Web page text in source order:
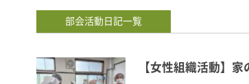
部会活動日記一覧
【女性組織活動】